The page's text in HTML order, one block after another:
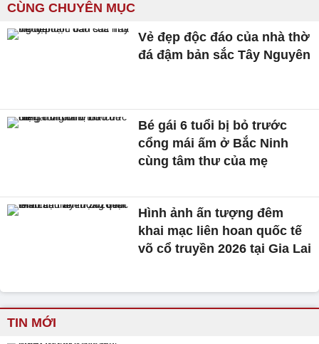
CÙNG CHUYÊN MỤC
Vẻ đẹp độc đáo của nhà thờ
đá đậm bản sắc Tây Nguyên
Bé gái 6 tuổi bị bỏ trước
cổng mái ấm ở Bắc Ninh
cùng tâm thư của mẹ
Hình ảnh ấn tượng đêm
khai mạc liên hoan quốc tế
võ cổ truyền 2026 tại Gia Lai
TIN MỚI